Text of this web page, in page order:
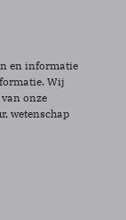
en informatie
Wij
onze
wetenschap